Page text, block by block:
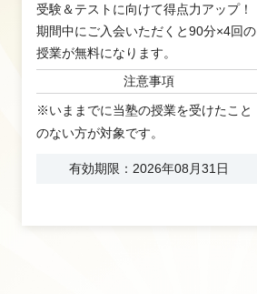
受験＆テストに向けて得点力アップ！
期間中にご入会いただくと90分×4回の
授業が無料になります。
注意事項
※いままでに当塾の授業を受けたこと
のない方が対象です。
有効期限：2026年08月31日